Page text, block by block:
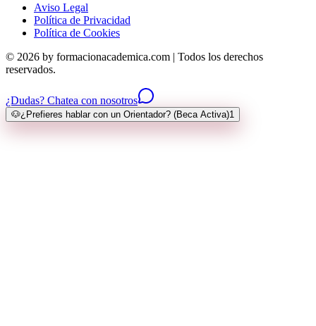
Aviso Legal
Política de Privacidad
Política de Cookies
© 2026 by formacionacademica.com | Todos los derechos
reservados.
¿Dudas? Chatea con nosotros
🐶¿Prefieres hablar con un Orientador? (Beca Activa)1